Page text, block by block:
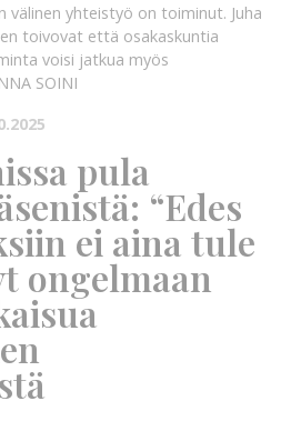
välinen yhteistyö on toiminut. Juha
toivovat että osakaskuntia
voisi jatkua myös
SOINI
pula
“Edes
ei aina tule
ongelmaan